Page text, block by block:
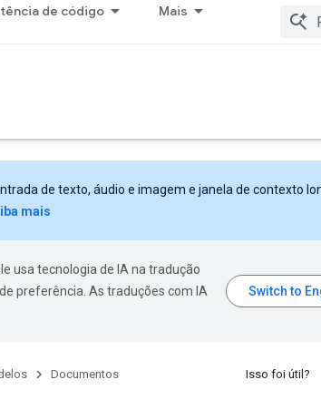
de código Mais
de texto, áudio e imagem e janela de contexto
mais
usa tecnologia de IA na tradução
preferência. As traduções com IA
Documentos Isso foi útil?